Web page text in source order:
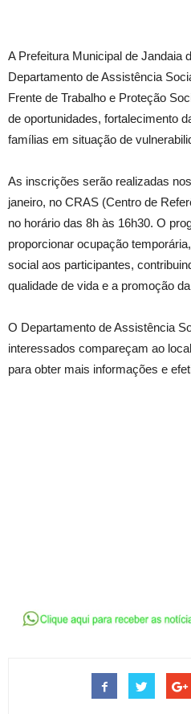
A Prefeitura Municipal de Jandaia
Departamento de Assistência
Frente de Trabalho e Proteção
de oportunidades, fortalecimento
famílias em situação de
As inscrições serão realizadas
janeiro, no CRAS (Centro de
no horário das 8h às 16h30. O
proporcionar ocupação
social aos participantes,
qualidade de vida e a promoção
O Departamento de Assistência
interessados compareçam ao
para obter mais informações e